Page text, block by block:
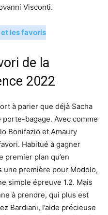
Visconti.
les favoris
de la
2022
à parier que déjà Sacha
bagage. Avec comme
Bonifazio et Amaury
Habitué à gagner
premier plan qu’en
une première pour Modolo,
simple épreuve 1.2. Mais
à prendre, qui plus est
Bardiani, l’aide précieuse